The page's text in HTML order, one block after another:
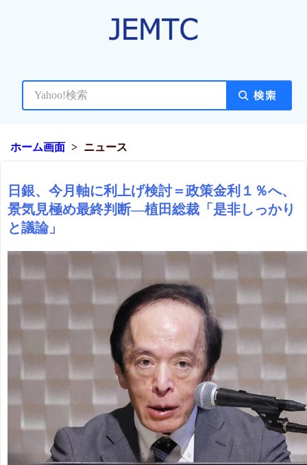
ホーム画面 ニュース
日銀、今月軸に利上げ検討＝政策金利１％へ、
景気見極め最終判断―植田総裁「是非しっかり
と議論」